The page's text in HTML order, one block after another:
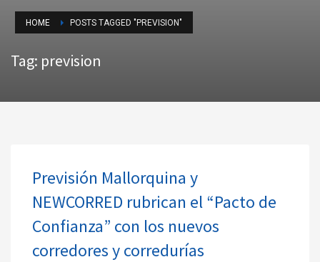
HOME POSTS TAGGED "PREVISION"
Tag: prevision
Previsión Mallorquina y
NEWCORRED rubrican el “Pacto de
Confianza” con los nuevos
corredores y corredurías